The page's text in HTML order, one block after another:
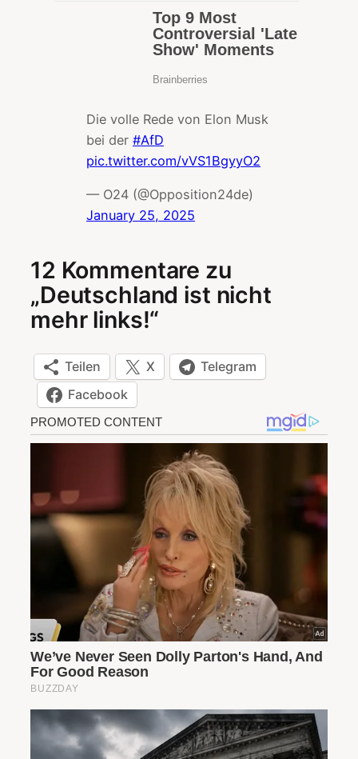
Die volle Rede von Elon Musk
bei der #AfD
pic.twitter.com/vVS1BgyyO2
— O24 (@Opposition24de)
January 25, 2025
12 Kommentare zu
„Deutschland ist nicht
mehr links!“
Teilen X
Telegram
Facebook